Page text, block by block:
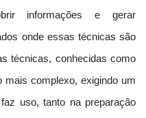
informações e gerar
onde essas técnicas são
técnicas, conhecidas como
complexo, exigindo um
uso, tanto na preparação